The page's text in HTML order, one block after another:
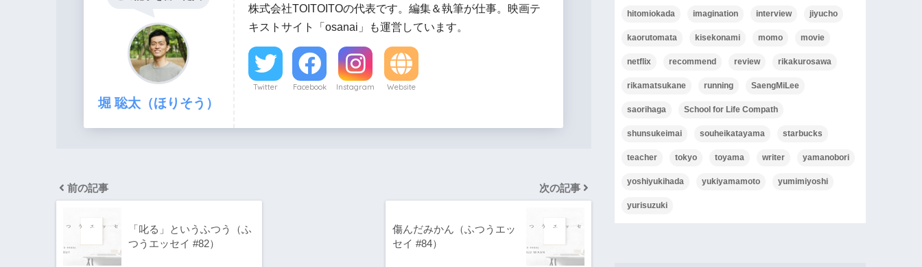
堀 聡太（ほりそう）
株式会社TOITOITOの代表です。編集＆執筆が仕事。映画テ
キストサイト「osanai」も運営しています。
Twitter Facebook Instagram Website
前の記事
「叱る」というふつう（ふ
つうエッセイ #82）
次の記事
傷んだみかん（ふつうエッ
セイ #84）
hitomiokada imagination interview jiyucho
kaorutomata kisekonami momo movie
netflix recommend review rikakurosawa
rikamatsukane running SaengMiLee
saorihaga School for Life Compath
shunsukeimai souheikatayama starbucks
teacher tokyo toyama writer yamanobori
yoshiyukihada yukiyamamoto yumimiyoshi
yurisuzuki